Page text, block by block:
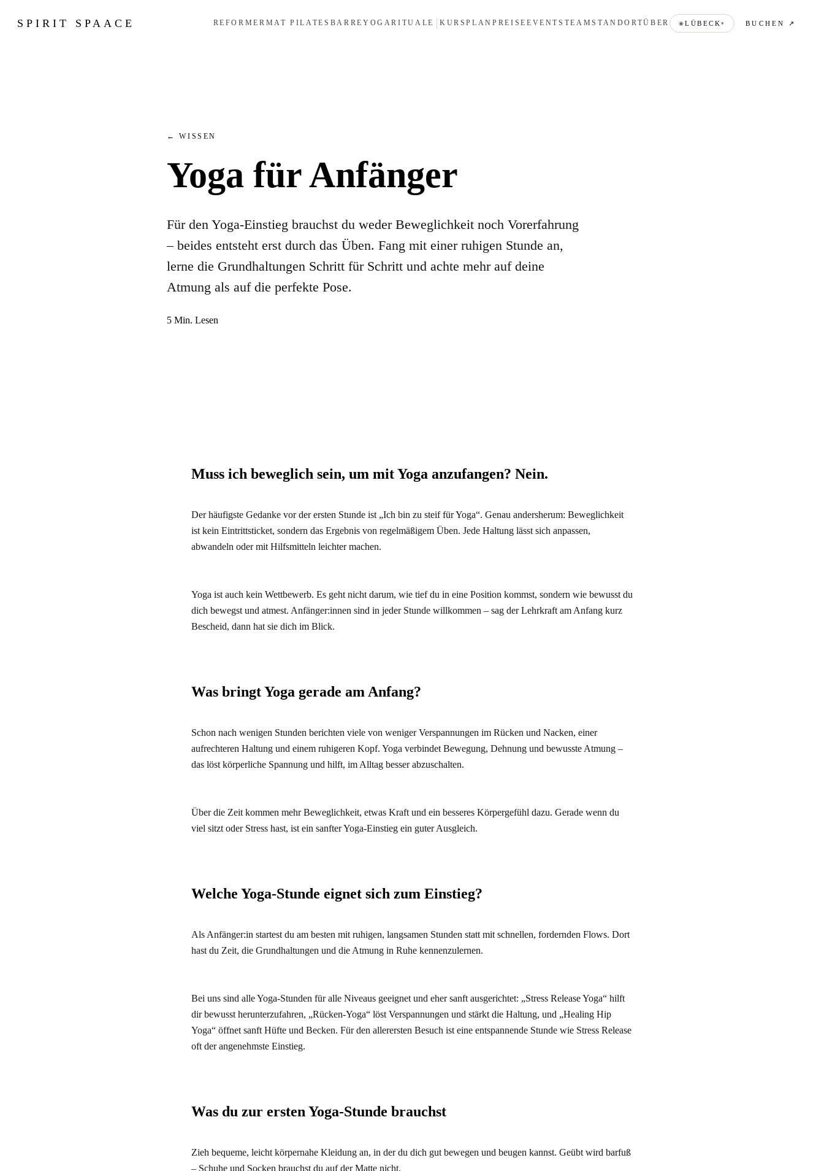
SPIRIT SPAACE REFORMER MAT PILATES BARRE YOGARITUALE KURSPLANPREISE EVENTS TEAMSTANDORTÜBER ◉LÜBECK ▾ BUCHEN ↗
←WISSEN
Yoga für Anfänger
Für den Yoga-Einstieg brauchst du weder Beweglichkeit noch Vorerfahrung
– beides entsteht erst durch das Üben. Fang mit einer ruhigen Stunde an,
lerne die Grundhaltungen Schritt für Schritt und achte mehr auf deine
Atmung als auf die perfekte Pose.
5 Min. Lesen
Muss ich beweglich sein, um mit Yoga anzufangen? Nein.
Der häufigste Gedanke vor der ersten Stunde ist „Ich bin zu steif für Yoga“. Genau andersherum: Beweglichkeit
ist kein Eintrittsticket, sondern das Ergebnis von regelmäßigem Üben. Jede Haltung lässt sich anpassen,
abwandeln oder mit Hilfsmitteln leichter machen.
Yoga ist auch kein Wettbewerb. Es geht nicht darum, wie tief du in eine Position kommst, sondern wie bewusst du
dich bewegst und atmest. Anfänger:innen sind in jeder Stunde willkommen – sag der Lehrkraft am Anfang kurz
Bescheid, dann hat sie dich im Blick.
Was bringt Yoga gerade am Anfang?
Schon nach wenigen Stunden berichten viele von weniger Verspannungen im Rücken und Nacken, einer
aufrechteren Haltung und einem ruhigeren Kopf. Yoga verbindet Bewegung, Dehnung und bewusste Atmung –
das löst körperliche Spannung und hilft, im Alltag besser abzuschalten.
Über die Zeit kommen mehr Beweglichkeit, etwas Kraft und ein besseres Körpergefühl dazu. Gerade wenn du
viel sitzt oder Stress hast, ist ein sanfter Yoga-Einstieg ein guter Ausgleich.
Welche Yoga-Stunde eignet sich zum Einstieg?
Als Anfänger:in startest du am besten mit ruhigen, langsamen Stunden statt mit schnellen, fordernden Flows. Dort
hast du Zeit, die Grundhaltungen und die Atmung in Ruhe kennenzulernen.
Bei uns sind alle Yoga-Stunden für alle Niveaus geeignet und eher sanft ausgerichtet: „Stress Release Yoga“ hilft
dir bewusst herunterzufahren, „Rücken-Yoga“ löst Verspannungen und stärkt die Haltung, und „Healing Hip
Yoga“ öffnet sanft Hüfte und Becken. Für den allerersten Besuch ist eine entspannende Stunde wie Stress Release
oft der angenehmste Einstieg.
Was du zur ersten Yoga-Stunde brauchst
Zieh bequeme, leicht körpernahe Kleidung an, in der du dich gut bewegen und beugen kannst. Geübt wird barfuß
– Schuhe und Socken brauchst du auf der Matte nicht.